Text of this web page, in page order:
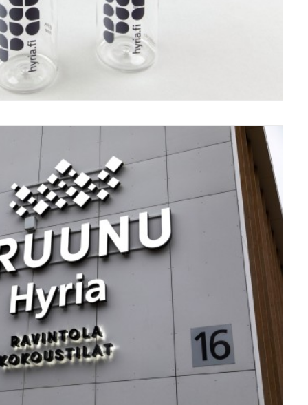
Logot/logos,Opasteet/signs